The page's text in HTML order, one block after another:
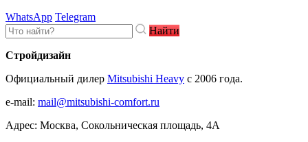
WhatsApp Telegram
Найти
Стройдизайн
Официальный дилер Mitsubishi Heavy c 2006 года.
e-mail: mail@mitsubishi-comfort.ru
Адрес: Москва, Сокольническая площадь, 4А